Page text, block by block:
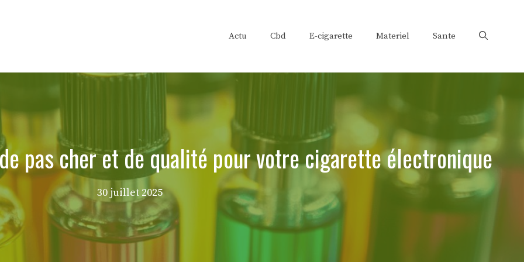
Actu Cbd E-cigarette Materiel Sante
pas cher et de qualité pour votre cigarette électronique
30 juillet 2025